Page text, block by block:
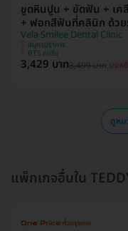
ขูดหินปูน + ขัดฟัน + เ
+ ฟอกสีฟันที่คลินิก ด้วย
Vela Smilee Dental Clinic
สมุทรปราการ
BTS แบริ่ง
3,429 บาท3,499 บาท ประห
ดูห
แพ็กเกจอื่นใน